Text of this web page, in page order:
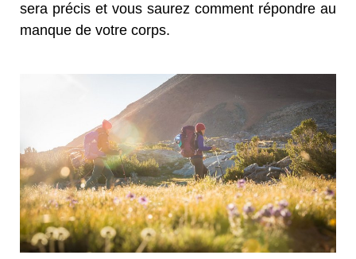
sera précis et vous saurez comment répondre au
manque de votre corps.